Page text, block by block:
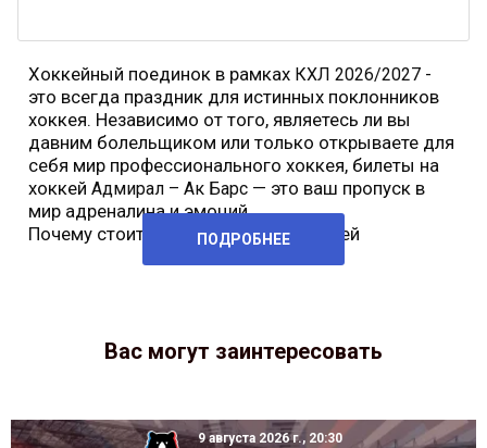
Хоккейный поединок в рамках КХЛ 2026/2027 -
это всегда праздник для истинных поклонников
хоккея. Независимо от того, являетесь ли вы
давним болельщиком или только открываете для
себя мир профессионального хоккея, билеты на
хоккейАдмирал – Ак Барс — это ваш пропуск в
мир адреналина и эмоций.
Почему стоит купить билеты на хоккей
ПОДРОБНЕЕ
Вас могут заинтересовать
9 августа 2026 г., 20:30